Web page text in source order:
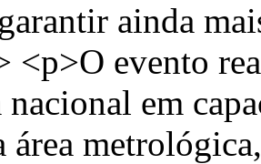
ainda
<p>O evento
nacional em
área